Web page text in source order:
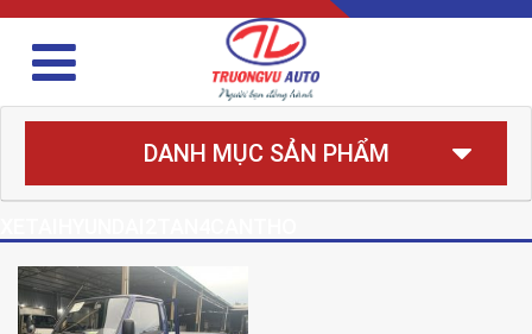
DANH MỤC SẢN PHẨM